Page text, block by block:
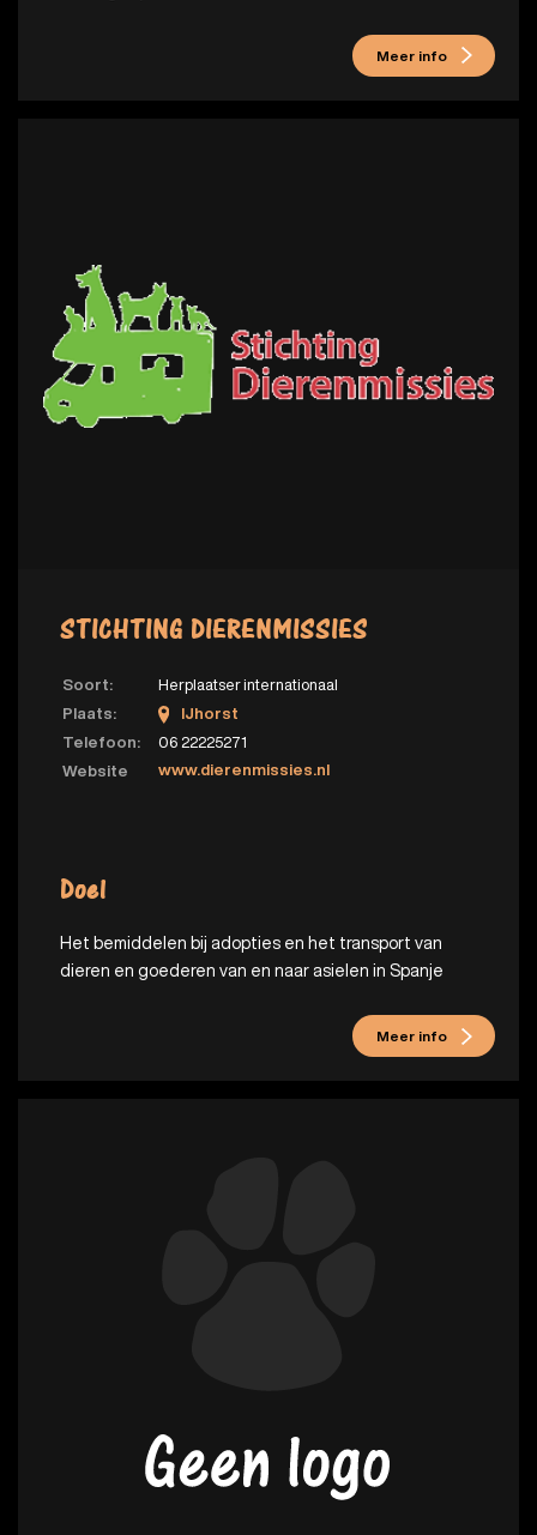
Meer info
STICHTING DIERENMISSIES
Soort:
Herplaatser internationaal
Plaats:
IJhorst
Telefoon:
06 22225271
Website
www.dierenmissies.nl
Doel
Het bemiddelen bij adopties en het transport van
dieren en goederen van en naar asielen in Spanje
Meer info